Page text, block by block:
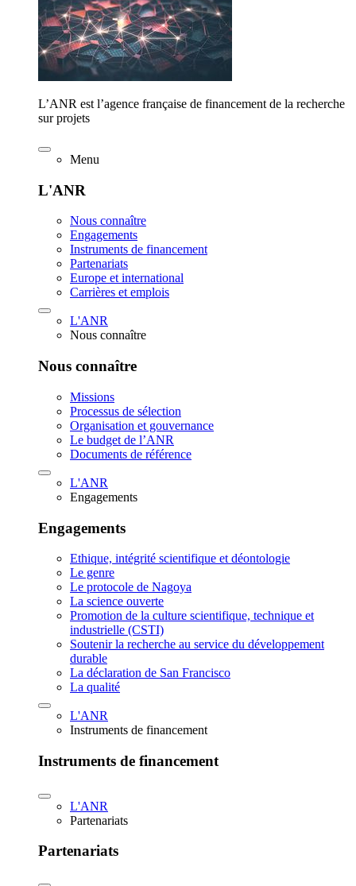
L’ANR est l’agence française de financement de la recherche
sur projets
Menu
L'ANR
Nous connaître
Engagements
Instruments de financement
Partenariats
Europe et international
Carrières et emplois
L'ANR
Nous connaître
Nous connaître
Missions
Processus de sélection
Organisation et gouvernance
Le budget de l’ANR
Documents de référence
L'ANR
Engagements
Engagements
Ethique, intégrité scientifique et déontologie
Le genre
Le protocole de Nagoya
La science ouverte
Promotion de la culture scientifique, technique et
industrielle (CSTI)
Soutenir la recherche au service du développement
durable
La déclaration de San Francisco
La qualité
L'ANR
Instruments de financement
Instruments de financement
L'ANR
Partenariats
Partenariats